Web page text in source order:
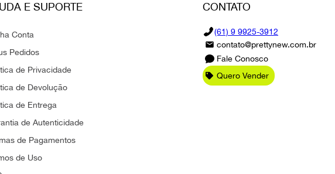
E SUPORTE
Conta
Pedidos
de Privacidade
de Devolução
de Entrega
de Autenticidade
de Pagamentos
de Uso
CONTATO
(61) 9 9925-3912
contato@prettynew.com.br
Fale Conosco
Quero Vender